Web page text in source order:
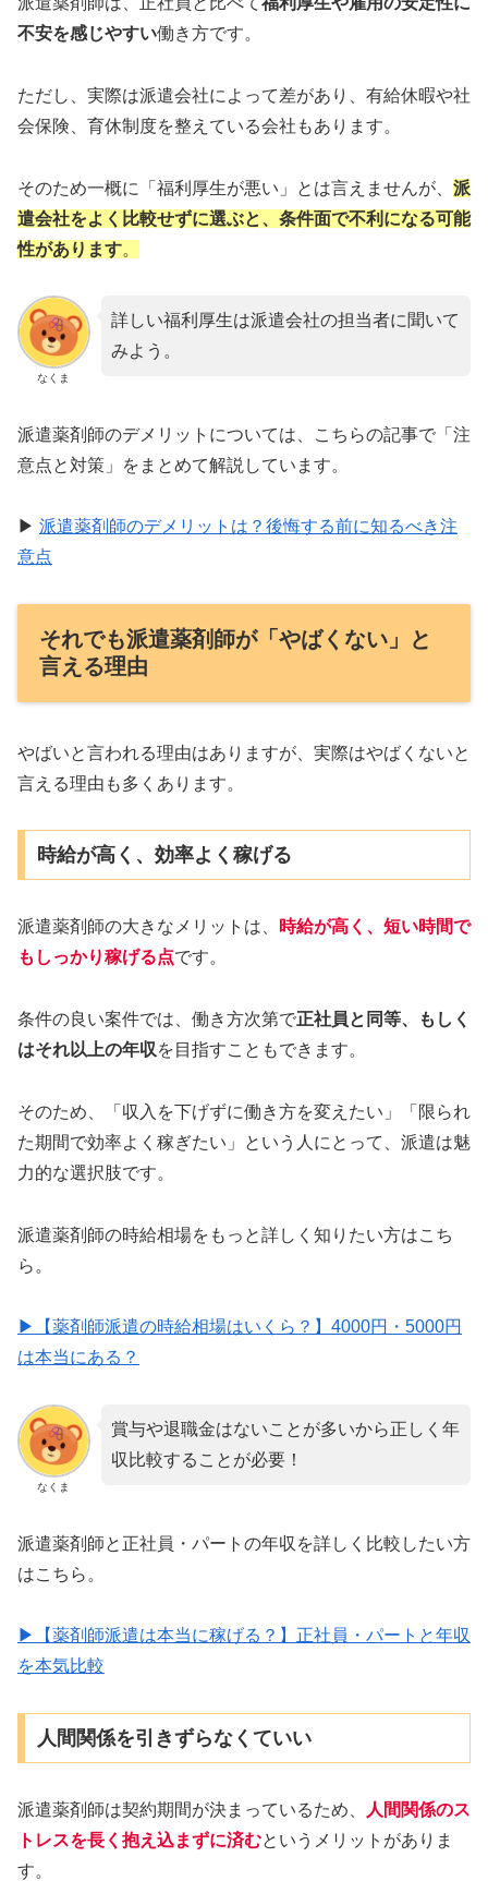
不安を感じやすい働き方です。
ただし、実際は派遣会社によって差があり、有給休暇や社
会保険、育休制度を整えている会社もあります。
そのため一概に「福利厚生が悪い」とは言えませんが、 派
遣会社をよく比較せずに選ぶと、条件面で不利になる可能
性があります。
なくま
詳しい福利厚生は派遣会社の担当者に聞いて
みよう。
派遣薬剤師のデメリットについては、こちらの記事で「注
意点と対策」をまとめて解説しています。
▶ 派遣薬剤師のデメリットは？後悔する前に知るべき注
意点
それでも派遣薬剤師が「やばくない」と
言える理由
やばいと言われる理由はありますが、実際はやばくないと
言える理由も多くあります。
時給が高く、効率よく稼げる
派遣薬剤師の大きなメリットは、
時給が高く、短い時間で
もしっかり稼げる点です。
条件の良い案件では、働き方次第で正社員と同等、もしく
はそれ以上の年収 を目指すこともできます。
そのため、「収入を下げずに働き方を変えたい」「限られ
た期間で効率よく稼ぎたい」という人にとって、派遣は魅
力的な選択肢です。
派遣薬剤師の時給相場をもっと詳しく知りたい方はこち
ら。
▶【薬剤師派遣の時給相場はいくら？】4000円・5000円
は本当にある？
なくま
賞与や退職金はないことが多いから正しく年
収比較することが必要！
派遣薬剤師と正社員・パートの年収を詳しく比較したい方
はこちら。
▶【薬剤師派遣は本当に稼げる？】正社員・パートと年収
を本気比較
人間関係を引きずらなくていい
派遣薬剤師は契約期間が決まっているため、
人間関係のス
トレスを長く抱え込まずに済むというメリットがありま
す。